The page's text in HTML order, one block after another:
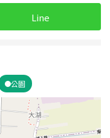
3房
5房以上
Line
公園